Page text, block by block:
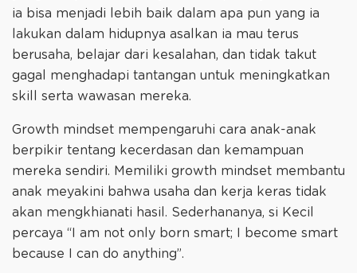
ia bisa menjadi lebih baik dalam apa pun yang ia
lakukan dalam hidupnya asalkan ia mau terus
berusaha, belajar dari kesalahan, dan tidak takut
gagal menghadapi tantangan untuk meningkatkan
skill serta wawasan mereka.
Growth mindset mempengaruhi cara anak-anak
berpikir tentang kecerdasan dan kemampuan
mereka sendiri. Memiliki growth mindset membantu
anak meyakini bahwa usaha dan kerja keras tidak
akan mengkhianati hasil. Sederhananya, si Kecil
percaya “I am not only born smart; I become smart
because I can do anything”.